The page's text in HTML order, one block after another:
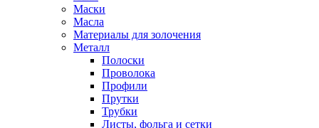
Маски
Масла
Материалы для золочения
Металл
Полоски
Проволока
Профили
Прутки
Трубки
Листы, фольга и сетки